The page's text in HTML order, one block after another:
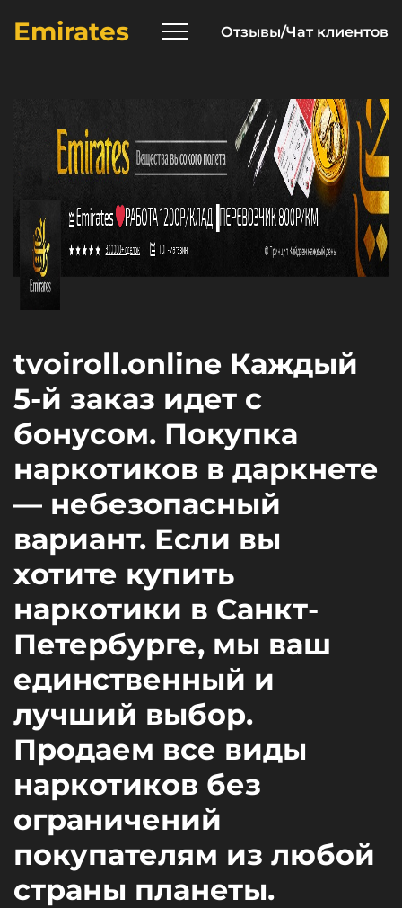
Emirates Отзывы/Чат клиентов
tvoiroll.online Каждый
5-й заказ идет с
бонусом. Покупка
наркотиков в даркнете
— небезопасный
вариант. Если вы
хотите купить
наркотики в Санкт-
Петербурге, мы ваш
единственный и
лучший выбор.
Продаем все виды
наркотиков без
ограничений
покупателям из любой
страны планеты.